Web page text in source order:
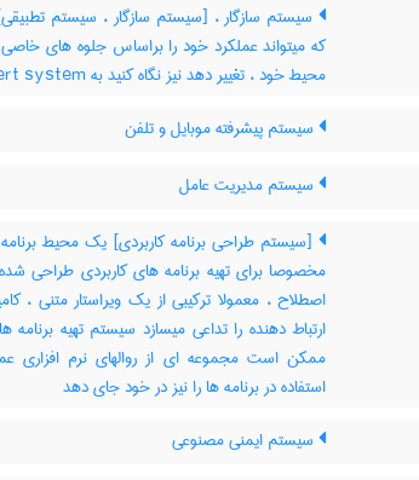
سیستم سازگار ، [سیستم سازگار ، سیستم
که میتواند عملکرد خود را براساس جلوه های خاصی
محیط خود ، تغییر دهد نیز نگاه کنید به ‎ expert system
سیستم پیشرفته موبایل و تلفن
سیستم مدیریت عامل
[سیستم طراحی برنامه کاربردی] یک محیط
مخصوصا برای تهیه برنامه های کاربردی طراحی
اصطلاح ، معمولا ترکیبی از یک ویراستار متنی ،
ارتباط دهنده را تداعی میسازد سیستم تهیه برنامه
ممکن است مجموعه ای از روالهای نرم افزاری
استفاده در برنامه ها را نیز در خود جای دهد
سیستم ایمنی مصنوعی